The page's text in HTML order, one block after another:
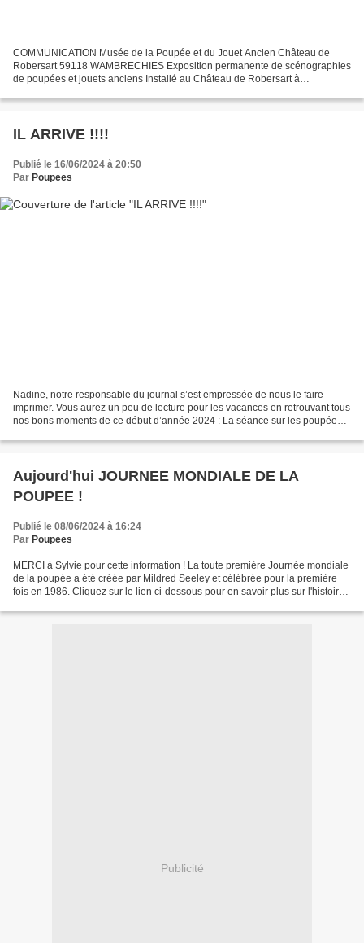
COMMUNICATION Musée de la Poupée et du Jouet Ancien Château de
Robersart 59118 WAMBRECHIES Exposition permanente de scénographies
de poupées et jouets anciens Installé au Château de Robersart à
IL ARRIVE !!!!
Publié le 16/06/2024 à 20:50
Par Poupees
Nadine, notre responsable du journal s’est empressée de nous le faire
imprimer. Vous aurez un peu de lecture pour les vacances en retrouvant tous
nos bons moments de ce début d’année 2024 : La séance sur les poupées
Aujourd'hui JOURNEE MONDIALE DE LA
POUPEE !
Publié le 08/06/2024 à 16:24
Par Poupees
MERCI à Sylvie pour cette information ! La toute première Journée mondiale
de la poupée a été créée par Mildred Seeley et célébrée pour la première
fois en 1986. Cliquez sur le lien ci-dessous pour en savoir plus sur l'histoire
Publicité